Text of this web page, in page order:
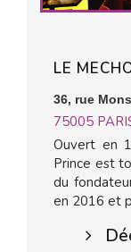
LE
36, rue
75005
Ouvert en
Prince est
du
en 2016 et